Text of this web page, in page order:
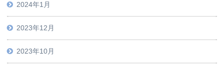
2024年1月
2023年12月
2023年10月